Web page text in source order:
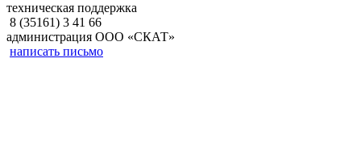
техническая поддержка
8 (35161) 3 41 66
администрация ООО «СКАТ»
написать письмо